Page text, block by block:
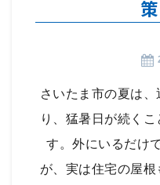
さいたま市の夏は
り、猛暑日が続く
す。外にいるだけ
が、実は住宅の屋